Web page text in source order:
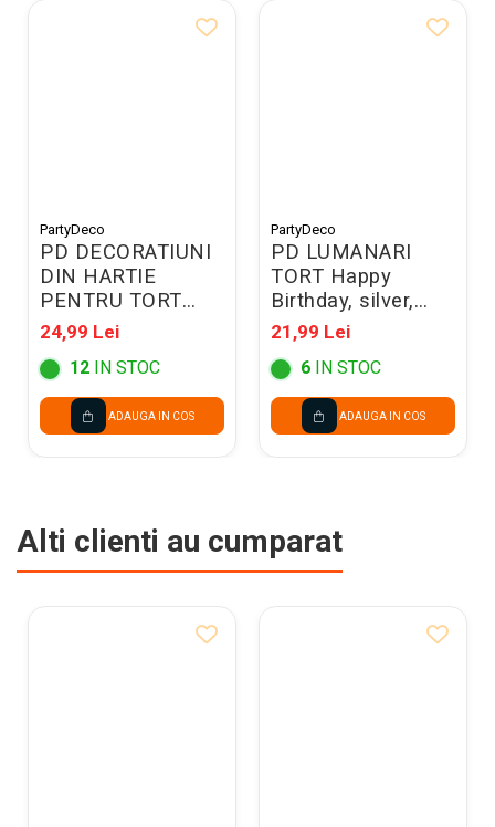
PartyDeco
PD DECORATIUNI
DIN HARTIE
PENTRU TORT
Tissue paper,
23cm, mix DB7
24,99 Lei
12 IN STOC
ADAUGA IN COS
PartyDeco
PD LUMANARI
TORT Happy
Birthday, silver,
2.5cm 13 litere
SCS-13-018
21,99 Lei
6 IN STOC
ADAUGA IN COS
Alti clienti au cumparat